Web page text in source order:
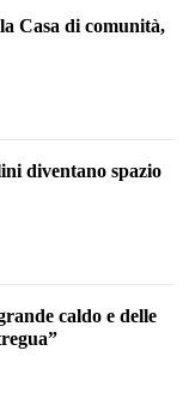
Casa di comunità,
diventano spazio
caldo e delle